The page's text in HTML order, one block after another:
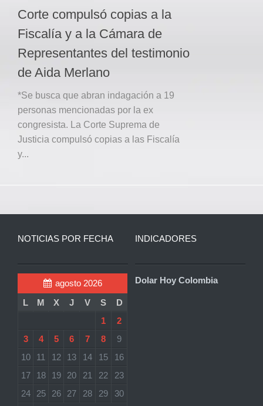
Corte compulsó copias a la
Fiscalía y a la Cámara de
Representantes del testimonio
de Aida Merlano
*Se busca que abran indagación a 19
personas mencionadas por la ex
congresista. La Corte Suprema de
Justicia compulsó copias a las Fiscalía
y...
NOTICIAS POR FECHA
agosto 2026
L
M X J V S
D
1
2
3
4 5 6 7 8
9
10
11 12 13 14 15
16
17
18 19 20 21 22
23
24
25 26 27 28 29
30
INDICADORES
Dolar Hoy Colombia